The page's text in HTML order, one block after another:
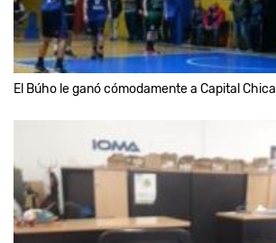
El Búho le ganó cómodamente a Capital Chica